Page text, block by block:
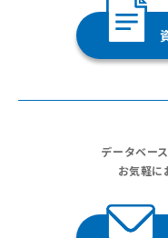
データベー
お気軽に